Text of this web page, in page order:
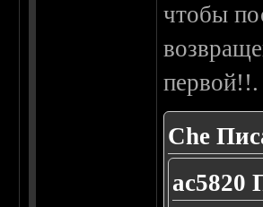
чтобы
первой!!.
Che
ac5820